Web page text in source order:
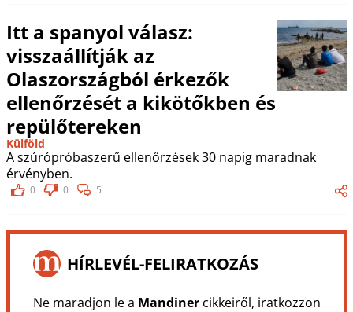
Itt a spanyol válasz:
visszaállítják az
Olaszországból érkezők
ellenőrzését a kikötőkben és
repülőtereken
Külföld
A szúrópróbaszerű ellenőrzések 30 napig maradnak
érvényben.
0 0 5
HÍRLEVÉL-FELIRATKOZÁS
Ne maradjon le a Mandinercikkeiről, iratkozzon